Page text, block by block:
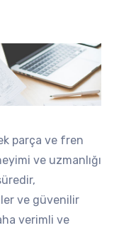
parça ve fren
ve uzmanlığı
ve güvenilir
verimli ve